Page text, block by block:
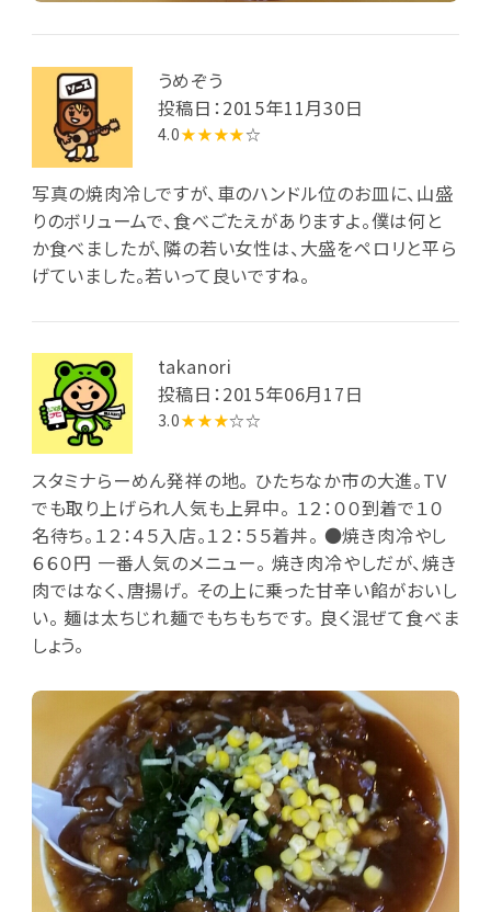
うめぞう
投稿日：2015年11月30日
4.0★★★★☆
写真の焼肉冷しですが、車のハンドル位のお皿に、山盛
りのボリュームで、食べごたえがありますよ。僕は何と
か食べましたが、隣の若い女性は、大盛をペロリと平ら
げていました。若いって良いですね。
takanori
投稿日：2015年06月17日
3.0★★★☆☆
スタミナらーめん発祥の地。 ひたちなか市の大進。TV
でも取り上げられ人気も上昇中。 １２：００到着で１０
名待ち。１２：４５入店。１２：５５着丼。 ●焼き肉冷やし
６６０円 一番人気のメニュー。 焼き肉冷やしだが、焼き
肉ではなく、唐揚げ。 その上に乗った甘辛い餡がおいし
い。 麺は太ちじれ麺でもちもちです。 良く混ぜて食べま
しょう。